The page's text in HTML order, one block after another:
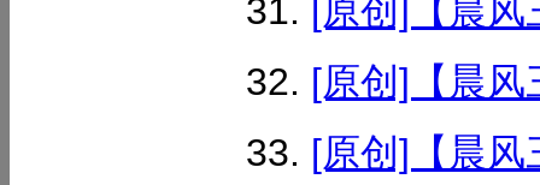
[原创]【晨风
[原创]【晨风
[原创]【晨风